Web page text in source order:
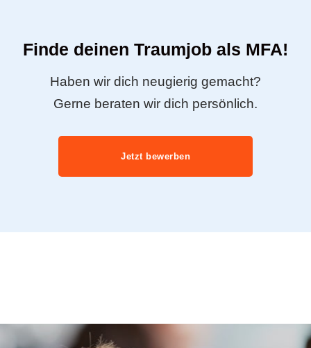
Finde deinen Traumjob als MFA!
Haben wir dich neugierig gemacht?
Gerne beraten wir dich persönlich.
Jetzt bewerben